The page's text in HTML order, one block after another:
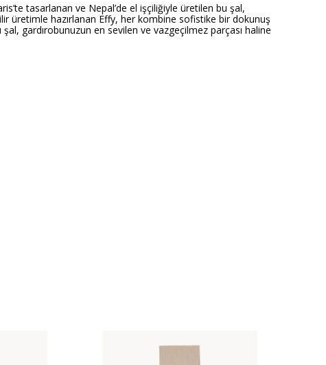
tasarlanan ve Nepal’de el işçiliğiyle üretilen bu şal,
üretimle hazırlanan Effy, her kombine sofistike bir dokunuş
şal, gardırobunuzun en sevilen ve vazgeçilmez parçası haline